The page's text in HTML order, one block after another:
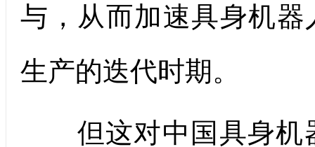
与，从而加速具身机器
生产的迭代时期。
但这对中国具身机